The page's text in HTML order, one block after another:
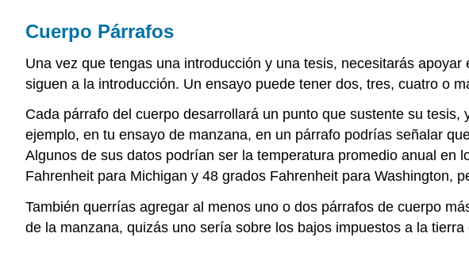
Cuerpo Párrafos
Una vez que tengas una introducción y una tesis, necesitarás
siguen a la introducción. Un ensayo puede tener dos, tres, cuatro o
Cada párrafo del cuerpo desarrollará un punto que sustente su
ejemplo, en tu ensayo de manzana, en un párrafo podrías señalar
Algunos de sus datos podrían ser la temperatura promedio anual
Fahrenheit para Michigan y 48 grados Fahrenheit para Washington,
También querrías agregar al menos uno o dos párrafos de cuerpo
de la manzana, quizás uno sería sobre los bajos impuestos a la